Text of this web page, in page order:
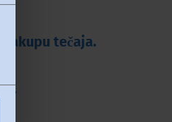
nakupu tečaja.